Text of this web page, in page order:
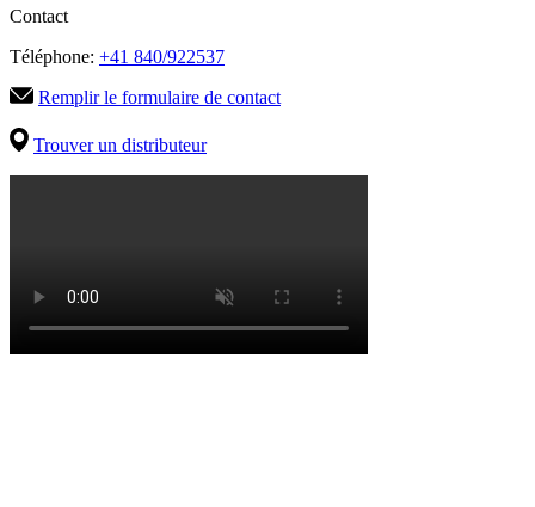
Contact
Téléphone: +41 840/922537
Remplir le formulaire de contact
Trouver un distributeur